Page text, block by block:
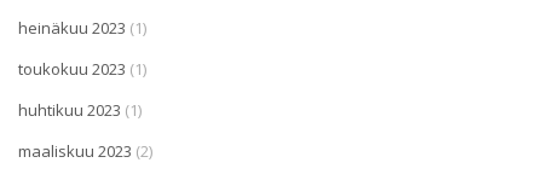
heinäkuu 2023 (1)
toukokuu 2023 (1)
huhtikuu 2023 (1)
maaliskuu 2023 (2)